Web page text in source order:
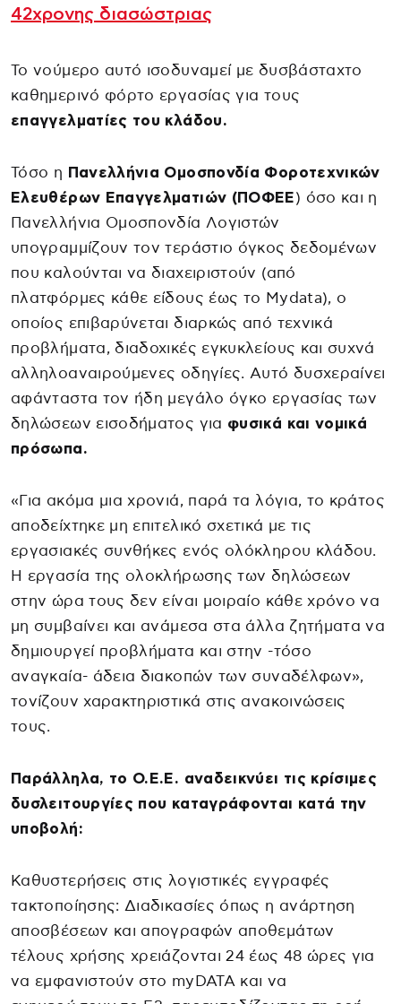
42χρονης διασώστριας
Το νούμερο αυτό ισοδυναμεί με δυσβάσταχτο
καθημερινό φόρτο εργασίας για τους
επαγγελματίες του κλάδου.
Τόσο η Πανελλήνια Ομοσπονδία Φοροτεχνικών
Ελευθέρων Επαγγελματιών (ΠΟΦΕΕ) όσο και η
Πανελλήνια Ομοσπονδία Λογιστών
υπογραμμίζουν τον τεράστιο όγκος δεδομένων
που καλούνται να διαχειριστούν (από
πλατφόρμες κάθε είδους έως το Mydata), ο
οποίος επιβαρύνεται διαρκώς από τεχνικά
προβλήματα, διαδοχικές εγκυκλείους και συχνά
αλληλοαναιρούμενες οδηγίες. Αυτό δυσχεραίνει
αφάνταστα τον ήδη μεγάλο όγκο εργασίας των
δηλώσεων εισοδήματος για φυσικά και νομικά
πρόσωπα.
«Για ακόμα μια χρονιά, παρά τα λόγια, το κράτος
αποδείχτηκε μη επιτελικό σχετικά με τις
εργασιακές συνθήκες ενός ολόκληρου κλάδου.
Η εργασία της ολοκλήρωσης των δηλώσεων
στην ώρα τους δεν είναι μοιραίο κάθε χρόνο να
μη συμβαίνει και ανάμεσα στα άλλα ζητήματα να
δημιουργεί προβλήματα και στην -τόσο
αναγκαία- άδεια διακοπών των συναδέλφων»,
τονίζουν χαρακτηριστικά στις ανακοινώσεις
τους.
Παράλληλα, το Ο.Ε.Ε. αναδεικνύει τις κρίσιμες
δυσλειτουργίες που καταγράφονται κατά την
υποβολή:
Καθυστερήσεις στις λογιστικές εγγραφές
τακτοποίησης: Διαδικασίες όπως η ανάρτηση
αποσβέσεων και απογραφών αποθεμάτων
τέλους χρήσης χρειάζονται 24 έως 48 ώρες για
να εμφανιστούν στο myDATA και να